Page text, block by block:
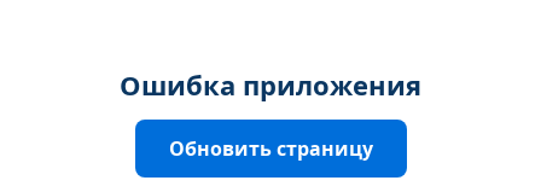
Ошибка приложения
Обновить страницу